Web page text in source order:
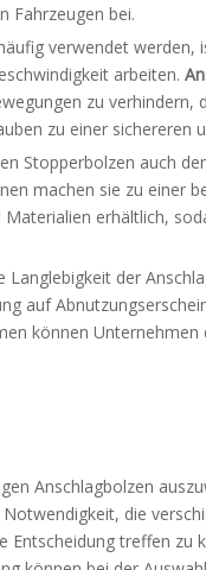
Fahrzeugen bei.
verwendet
arbeiten.
zu
zu einer sichereren
Stopperbolzen auch
machen sie zu einer
erhältlich,
der
auf
können
Anschlagbolzen
die
treffen